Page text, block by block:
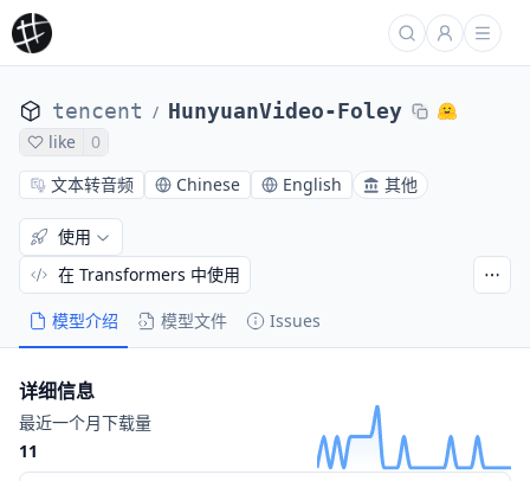
tencent / HunyuanVideo-Foley
like
0
文本转音频
Chinese English 其他
模型介绍 模型文件 Issues
使用
在 Transformers 中使用
详细信息
最近一个月下载量
11